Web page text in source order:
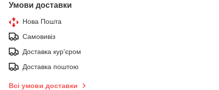
Умови доставки
Нова Пошта
Самовивіз
Доставка кур'єром
Доставка поштою
Всі умови доставки